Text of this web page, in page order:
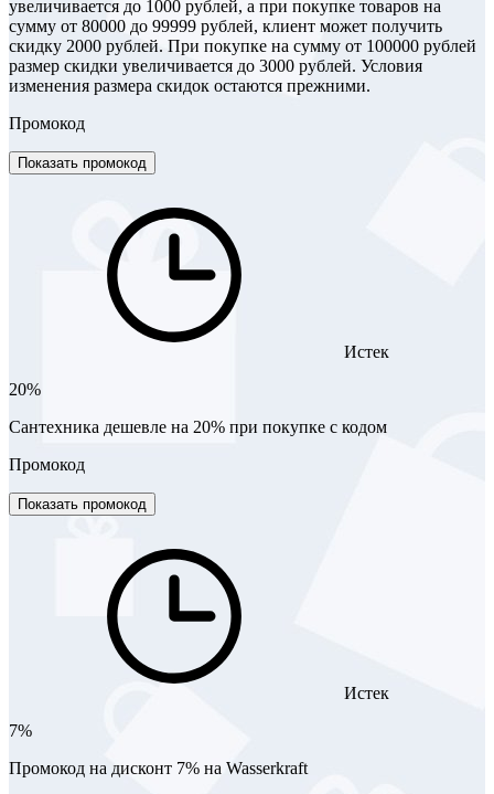
увеличивается до 1000 рублей, а при покупке товаров на
сумму от 80000 до 99999 рублей, клиент может получить
скидку 2000 рублей. При покупке на сумму от 100000 рублей
размер скидки увеличивается до 3000 рублей. Условия
изменения размера скидок остаются прежними.
Промокод
Показать промокод
Истек
20%
Сантехника дешевле на 20% при покупке с кодом
Промокод
Показать промокод
Истек
7%
Промокод на дисконт 7% на Wasserkraft